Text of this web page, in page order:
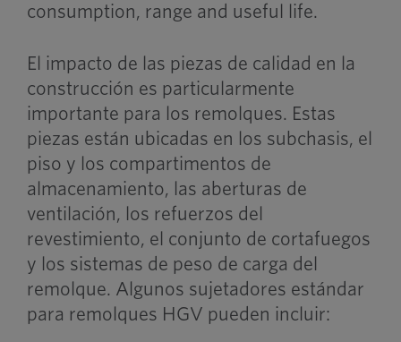
consumption, range and useful life.
El impacto de las piezas de calidad en la
construcción es particularmente
importante para los remolques. Estas
piezas están ubicadas en los subchasis, el
piso y los compartimentos de
almacenamiento, las aberturas de
ventilación, los refuerzos del
revestimiento, el conjunto de cortafuegos
y los sistemas de peso de carga del
remolque. Algunos sujetadores estándar
para remolques HGV pueden incluir: